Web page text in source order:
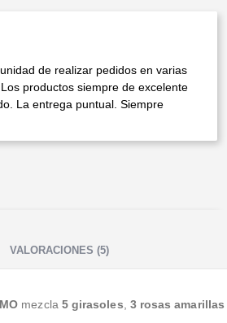
de 5
de realizar pedidos en varias
productos siempre de excelente
La entrega puntual. Siempre
VALORACIONES (5)
mezcla 5 girasoles, 3 rosas amarillas